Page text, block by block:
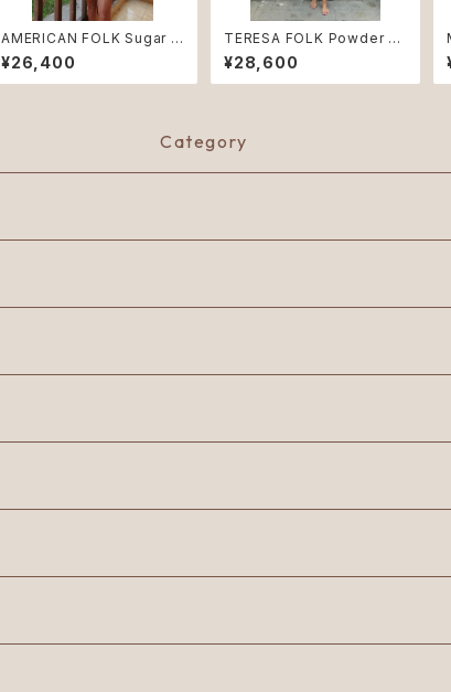
AMERICAN FOLK Sugar B
rown NUDE ♻︎
¥26,400
TERESA FOLK Powder Bl
ue ♻︎
¥28,600
Category